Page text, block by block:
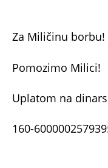
skenirajte kod sa
samoj aplikaciji.
Uplatom na
160-